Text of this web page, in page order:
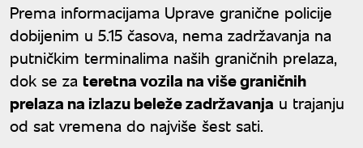
Prema informacijama Uprave granične policije
dobijenim u 5.15 časova, nema zadržavanja na
putničkim terminalima naših graničnih prelaza,
dok se za teretna vozila na više graničnih
prelaza na izlazu beleže zadržavanja u trajanju
od sat vremena do najviše šest sati.